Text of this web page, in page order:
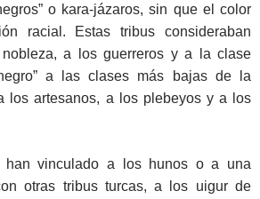
o kara-jázaros, sin que el color
racial. Estas tribus consideraban
nobleza, a los guerreros y a la clase
a las clases más bajas de la
los artesanos, a los plebeyos y a los
han vinculado a los hunos o a una
otras tribus turcas, a los uigur de